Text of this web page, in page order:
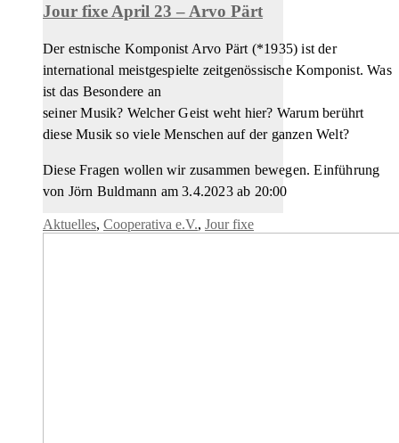
Jour fixe April 23 – Arvo Pärt
Der estnische Komponist Arvo Pärt (*1935) ist der
international meistgespielte zeitgenössische Komponist. Was
ist das Besondere an
seiner Musik? Welcher Geist weht hier? Warum berührt
diese Musik so viele Menschen auf der ganzen Welt?
Diese Fragen wollen wir zusammen bewegen. Einführung
von Jörn Buldmann am 3.4.2023 ab 20:00
Aktuelles, Cooperativa e.V., Jour fixe